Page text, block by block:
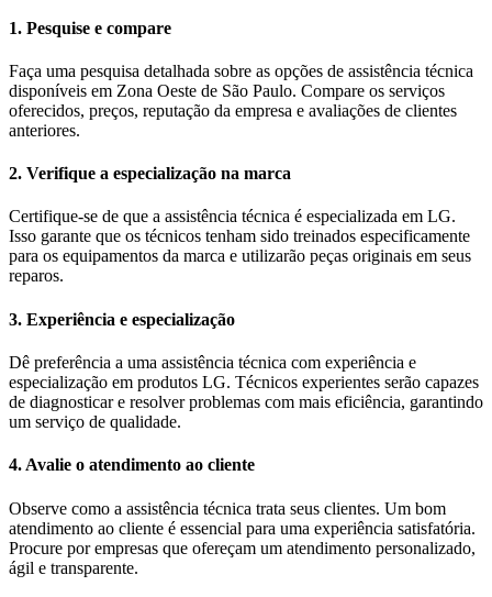
1. Pesquise e compare
Faça uma pesquisa detalhada sobre as opções de assistência técnica
disponíveis em Zona Oeste de São Paulo. Compare os serviços
oferecidos, preços, reputação da empresa e avaliações de clientes
anteriores.
2. Verifique a especialização na marca
Certifique-se de que a assistência técnica é especializada em LG.
Isso garante que os técnicos tenham sido treinados especificamente
para os equipamentos da marca e utilizarão peças originais em seus
reparos.
3. Experiência e especialização
Dê preferência a uma assistência técnica com experiência e
especialização em produtos LG. Técnicos experientes serão capazes
de diagnosticar e resolver problemas com mais eficiência, garantindo
um serviço de qualidade.
4. Avalie o atendimento ao cliente
Observe como a assistência técnica trata seus clientes. Um bom
atendimento ao cliente é essencial para uma experiência satisfatória.
Procure por empresas que ofereçam um atendimento personalizado,
ágil e transparente.